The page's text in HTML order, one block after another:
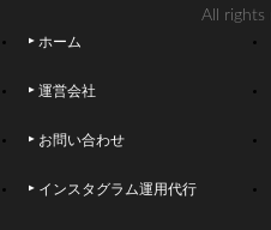
All rights
ホーム
運営会社
お問い合わせ
インスタグラム運用代行